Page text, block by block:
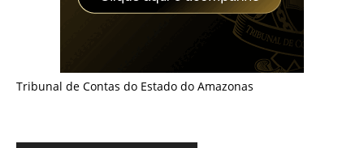
Tribunal de Contas do Estado do Amazonas